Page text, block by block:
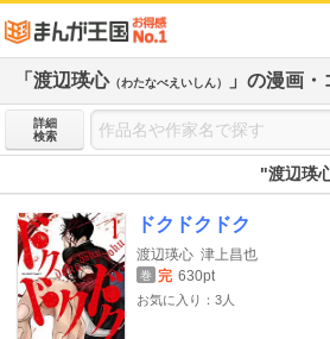
「渡辺瑛心（わたなべえいしん） 」の漫画
詳細
検索
"渡辺瑛
ドクドクドク
渡辺瑛心 津上昌也
巻 完 630pt
お気に入り：3人